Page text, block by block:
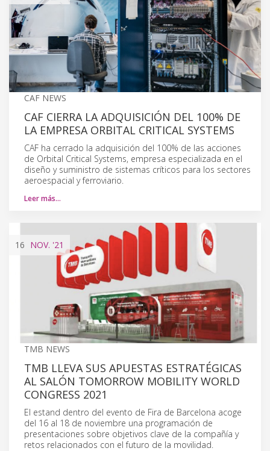
CAF NEWS
CAF CIERRA LA ADQUISICIÓN DEL 100% DE
LA EMPRESA ORBITAL CRITICAL SYSTEMS
CAF ha cerrado la adquisición del 100% de las acciones
de Orbital Critical Systems, empresa especializada en el
diseño y suministro de sistemas críticos para los sectores
aeroespacial y ferroviario.
Leer más…
16 NOV. '21
TMB NEWS
TMB LLEVA SUS APUESTAS ESTRATÉGICAS
AL SALÓN TOMORROW MOBILITY WORLD
CONGRESS 2021
El estand dentro del evento de Fira de Barcelona acoge
del 16 al 18 de noviembre una programación de
presentaciones sobre objetivos clave de la compañía y
retos relacionados con el futuro de la movilidad.